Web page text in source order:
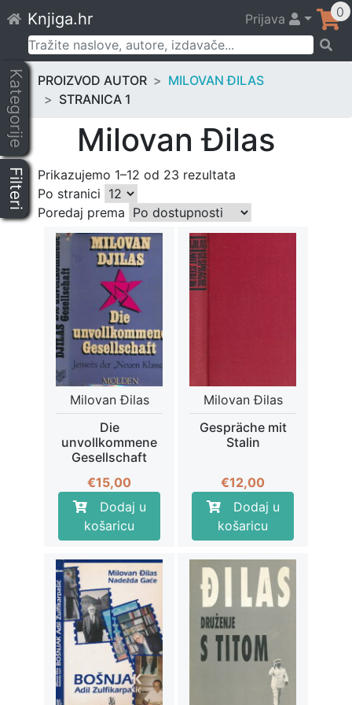
to
content
Knjiga.hr Prijava 0
Pretraži:
Kategorije
Filteri
PROIZVOD AUTOR
MILOVAN ĐILAS
STRANICA 1
Milovan Đilas
Prikazujemo 1–12 od 23 rezultata
Po stranici
Poredaj prema
Milovan Đilas
Die
unvollkommene
Gesellschaft
€15,00
Dodaj u
košaricu
Milovan Đilas
Gespräche mit
Stalin
€12,00
Dodaj u
košaricu